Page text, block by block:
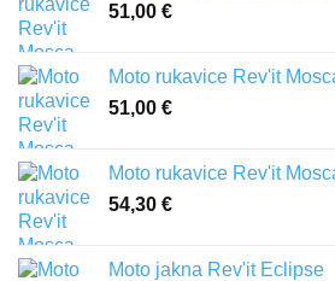
51,00 €
Moto rukavice Rev'it
51,00 €
Moto rukavice Rev'it
54,30 €
Moto jakna Rev'it Eclipse